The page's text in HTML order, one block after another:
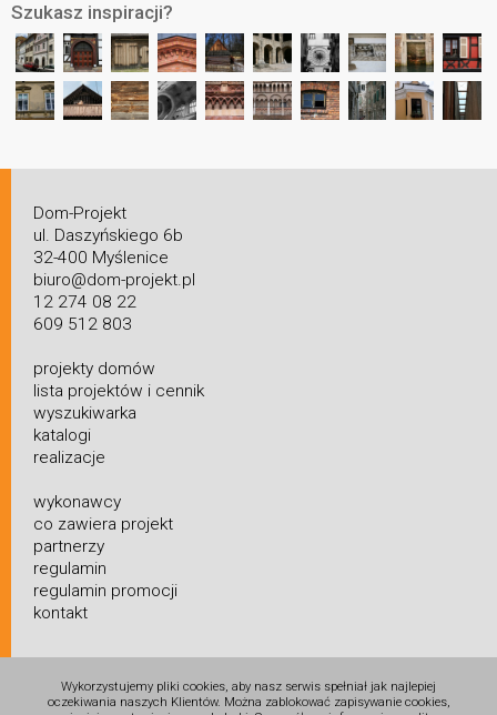
Szukasz inspiracji?
Dom-Projekt
ul. Daszyńskiego 6b
32-400 Myślenice
biuro@dom-projekt.pl
12 274 08 22
609 512 803
projekty domów
lista projektów i cennik
wyszukiwarka
katalogi
realizacje
wykonawcy
co zawiera projekt
partnerzy
regulamin
regulamin promocji
kontakt
Wykorzystujemy pliki cookies, aby nasz serwis spełniał jak najlepiej
oczekiwania naszych Klientów. Można zablokować zapisywanie cookies,